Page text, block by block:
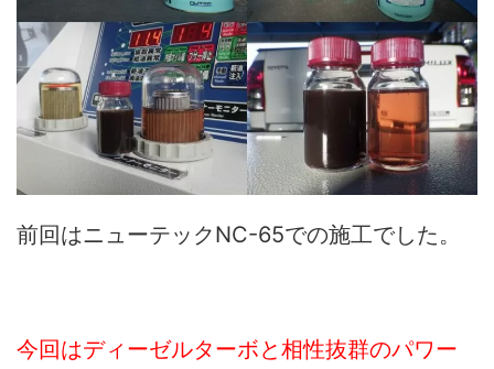
前回はニューテックNC-65での施工でした。
今回はディーゼルターボと相性抜群のパワー